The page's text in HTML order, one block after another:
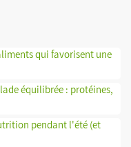
qui favorisent une
équilibrée : protéines,
pendant l'été (et